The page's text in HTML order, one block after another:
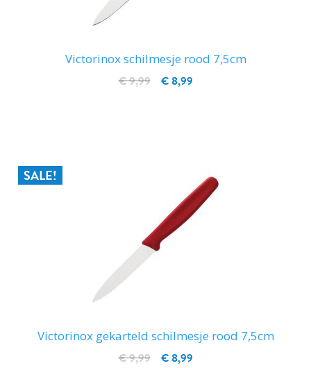
Victorinox schilmesje rood 7,5cm
€ 8,99
€ 9,99
SALE!
Victorinox gekarteld schilmesje rood 7,5cm
€ 8,99
€ 9,99